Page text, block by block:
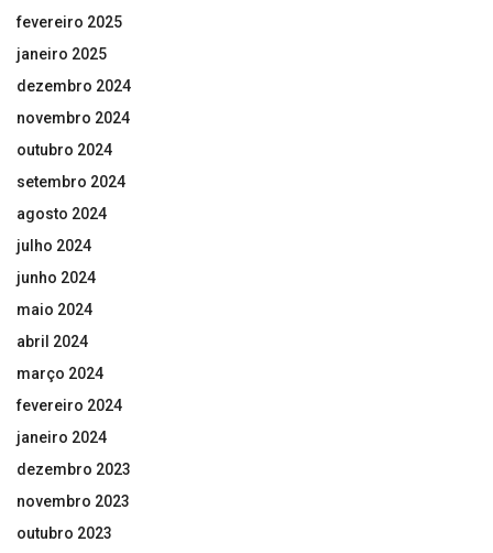
fevereiro 2025
janeiro 2025
dezembro 2024
novembro 2024
outubro 2024
setembro 2024
agosto 2024
julho 2024
junho 2024
maio 2024
abril 2024
março 2024
fevereiro 2024
janeiro 2024
dezembro 2023
novembro 2023
outubro 2023